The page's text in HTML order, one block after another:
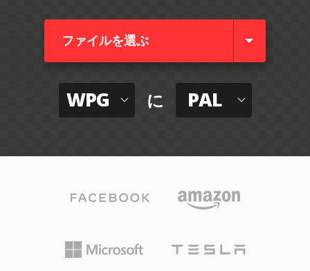
ファイルを選ぶ
WPG に PAL